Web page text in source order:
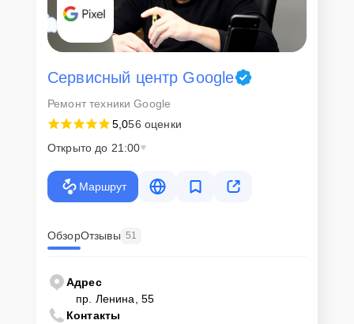
Сервисный центр Google
Ремонт техники Google
5,056 оценки
Открыто до 21:00
Маршрут
ОбзорОтзывы 51
Адрес
пр. Ленина, 55
Контакты